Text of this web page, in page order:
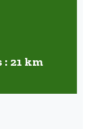
21 km